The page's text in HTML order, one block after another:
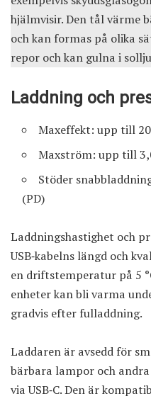
hjälmvisir. Den tål värme
och kan formas på olika
repor och kan gulna i
Laddning och
Maxeffekt: upp till 20
Maxström: upp till
Stöder
(PD)
Laddningshastighet och
USB‑kabelns längd och
en driftstemperatur på 5
enheter kan bli varma
gradvis efter fulladdning.
Laddaren är avsedd för
bärbara lampor och
via USB‑C. Den är